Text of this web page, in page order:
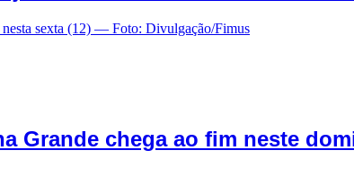
Grande chega ao fim neste